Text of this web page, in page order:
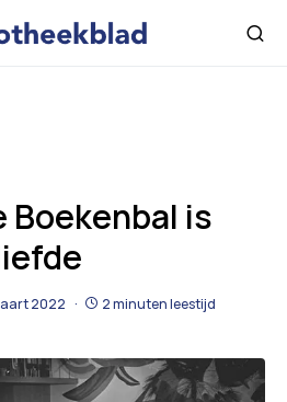
is
2022 2 minuten leestijd